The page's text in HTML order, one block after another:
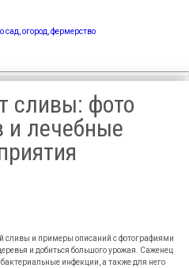
и
сливы: фото
и лечебные
сливы и примеры описаний с фотографиями
и добиться большого урожая. Саженец
инфекции, а также для него